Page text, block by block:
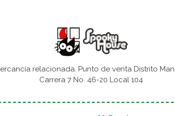
relacionada. Punto de venta Distrito
Carrera 7 No. 46-20 Local 104